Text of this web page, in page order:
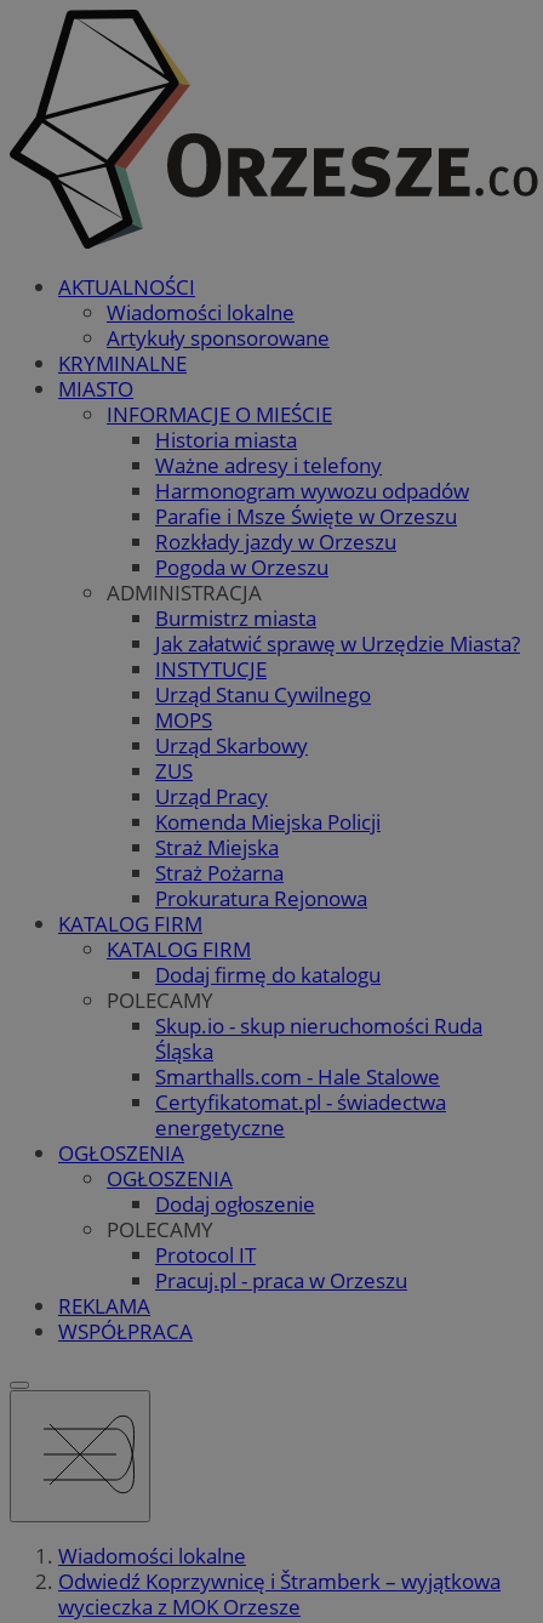
AKTUALNOŚCI
Wiadomości lokalne
Artykuły sponsorowane
KRYMINALNE
MIASTO
INFORMACJE O MIEŚCIE
Historia miasta
Ważne adresy i telefony
Harmonogram wywozu odpadów
Parafie i Msze Święte w Orzeszu
Rozkłady jazdy w Orzeszu
Pogoda w Orzeszu
ADMINISTRACJA
Burmistrz miasta
Jak załatwić sprawę w Urzędzie Miasta?
INSTYTUCJE
Urząd Stanu Cywilnego
MOPS
Urząd Skarbowy
ZUS
Urząd Pracy
Komenda Miejska Policji
Straż Miejska
Straż Pożarna
Prokuratura Rejonowa
KATALOG FIRM
KATALOG FIRM
Dodaj firmę do katalogu
POLECAMY
Skup.io - skup nieruchomości Ruda
Śląska
Smarthalls.com - Hale Stalowe
Certyfikatomat.pl - świadectwa
energetyczne
OGŁOSZENIA
OGŁOSZENIA
Dodaj ogłoszenie
POLECAMY
Protocol IT
Pracuj.pl - praca w Orzeszu
REKLAMA
WSPÓŁPRACA
Wiadomości lokalne
Odwiedź Koprzywnicę i Štramberk – wyjątkowa
wycieczka z MOK Orzesze